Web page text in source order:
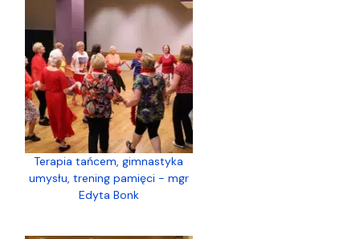
Terapia tańcem, gimnastyka
umysłu, trening pamięci - mgr
Edyta Bonk